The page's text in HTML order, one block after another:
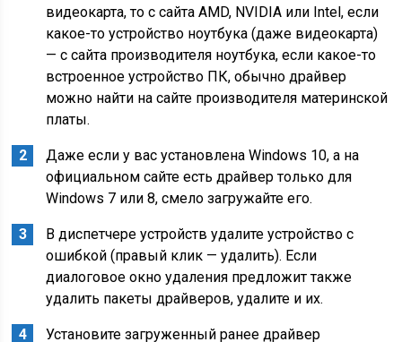
видеокарта, то с сайта AMD, NVIDIA или Intel, если
какое-то устройство ноутбука (даже видеокарта)
— с сайта производителя ноутбука, если какое-то
встроенное устройство ПК, обычно драйвер
можно найти на сайте производителя материнской
платы.
Даже если у вас установлена Windows 10, а на
официальном сайте есть драйвер только для
Windows 7 или 8, смело загружайте его.
В диспетчере устройств удалите устройство с
ошибкой (правый клик — удалить). Если
диалоговое окно удаления предложит также
удалить пакеты драйверов, удалите и их.
Установите загруженный ранее драйвер